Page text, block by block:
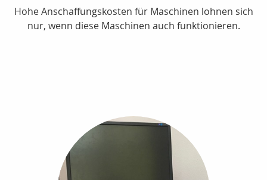
Hohe Anschaffungskosten für Maschinen lohnen sich
nur, wenn diese Maschinen auch funktionieren.